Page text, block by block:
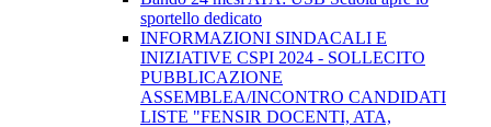
sportello dedicato
INFORMAZIONI SINDACALI E
INIZIATIVE CSPI 2024 - SOLLECITO
PUBBLICAZIONE
ASSEMBLEA/INCONTRO CANDIDATI
LISTE "FENSIR DOCENTI, ATA,